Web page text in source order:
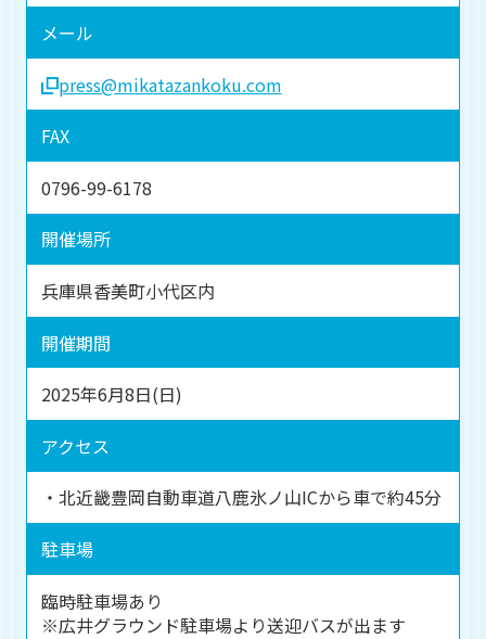
メール
press@mikatazankoku.com
FAX
0796-99-6178
開催場所
兵庫県香美町小代区内
開催期間
2025年6月8日(日)
アクセス
・北近畿豊岡自動車道八鹿氷ノ山ICから車で約45分
駐車場
臨時駐車場あり
※広井グラウンド駐車場より送迎バスが出ます